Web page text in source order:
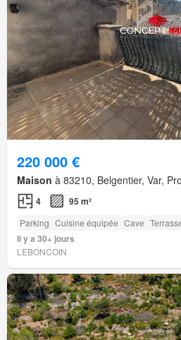
220 000 €
Maison à 83210, Belgentier, Var,
4 95 m²
Parking Cuisine équipée Cave
Il y a 30+ jours
LEBONCOIN